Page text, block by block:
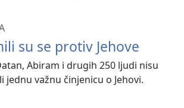
su se protiv Jehove
Abiram i drugih 250 ljudi nisu
jednu važnu činjenicu o Jehovi.